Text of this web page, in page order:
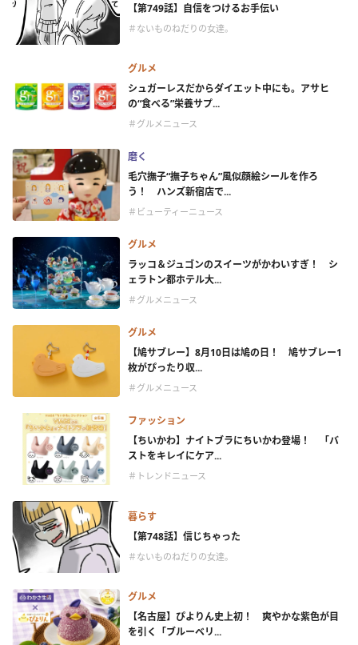
【第749話】自信をつけるお手伝い
＃ないものねだりの女達。
グルメ
シュガーレスだからダイエット中にも。アサヒ
の“食べる”栄養サプ...
＃グルメニュース
磨く
毛穴撫子“撫子ちゃん”風似顔絵シールを作ろ
う！ ハンズ新宿店で...
＃ビューティーニュース
グルメ
ラッコ＆ジュゴンのスイーツがかわいすぎ！ シ
ェラトン都ホテル大...
＃グルメニュース
グルメ
【鳩サブレー】8月10日は鳩の日！ 鳩サブレー1
枚がぴったり収...
＃グルメニュース
ファッション
【ちいかわ】ナイトブラにちいかわ登場！ 「バ
ストをキレイにケア...
＃トレンドニュース
暮らす
【第748話】信じちゃった
＃ないものねだりの女達。
グルメ
【名古屋】ぴよりん史上初！ 爽やかな紫色が目
を引く「ブルーベリ...